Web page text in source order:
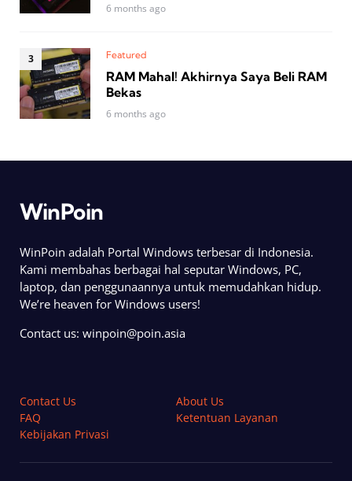
6 months ago
Featured
RAM Mahal! Akhirnya Saya Beli RAM
Bekas
6 months ago
WinPoin
WinPoin adalah Portal Windows terbesar di Indonesia.
Kami membahas berbagai hal seputar Windows, PC,
laptop, dan penggunaannya untuk memudahkan hidup.
We’re heaven for Windows users!
Contact us: winpoin@poin.asia
Contact Us
About Us
FAQ
Ketentuan Layanan
Kebijakan Privasi